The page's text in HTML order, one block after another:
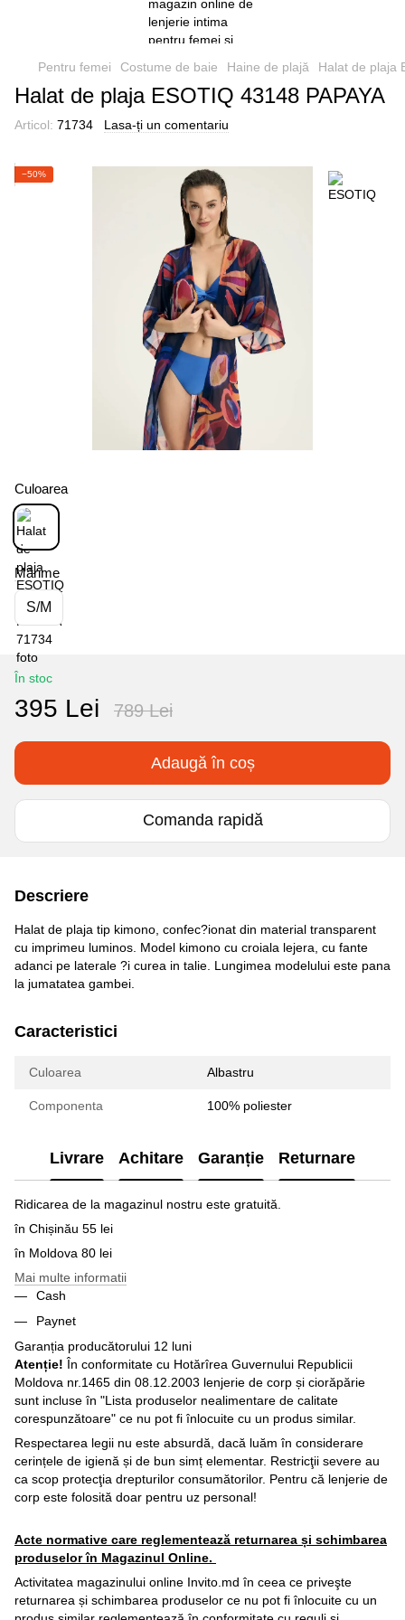
Pentru femei Costume de baie Haine de plajă Halat de plaja
Halat de plaja ESOTIQ 43148 PAPAYA
Articol: 71734 Lasa-ți un comentariu
−50%
Culoarea
Mărime
S/M
În stoc
395 Lei 789 Lei
Adaugă în coș
Comanda rapidă
Descriere
Halat de plaja tip kimono, confec?ionat din material transparent
cu imprimeu luminos. Model kimono cu croiala lejera, cu fante
adanci pe laterale ?i curea in talie. Lungimea modelului este pana
la jumatatea gambei.
Caracteristici
Culoarea Albastru
Componenta 100% poliester
Livrare Achitare Garanție Returnare
Ridicarea de la magazinul nostru este gratuită.
în Chișinău 55 lei
în Moldova 80 lei
Mai multe informatii
Cash
Paynet
Garanția producătorului 12 luni
Atenție! În conformitate cu Hotărîrea Guvernului Republicii
Moldova nr.1465 din 08.12.2003 lenjerie de corp și ciorăpărie
sunt incluse în "Lista produselor nealimentare de calitate
corespunzătoare" ce nu pot fi înlocuite cu un produs similar.
Respectarea legii nu este absurdă, dacă luăm în considerare
cerințele de igienă și de bun simț elementar. Restricţii severe au
ca scop protecţia drepturilor consumătorilor. Pentru că lenjerie de
corp este folosită doar pentru uz personal!
Acte normative care reglementează returnarea și schimbarea
produselor în Magazinul Online.
Activitatea magazinului online Invito.md în ceea ce priveşte
returnarea și schimbarea produselor ce nu pot fi înlocuite cu un